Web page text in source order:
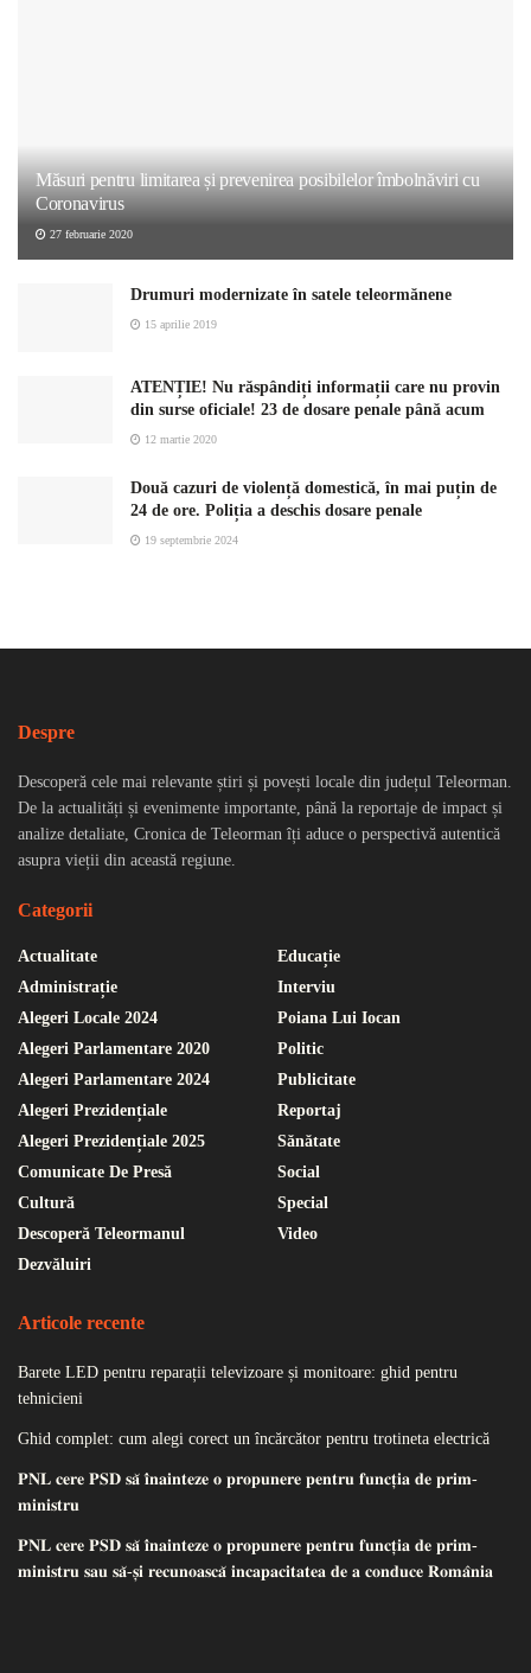
Măsuri pentru limitarea și prevenirea posibilelor îmbolnăviri cu
Coronavirus
27 februarie 2020
Drumuri modernizate în satele teleormănene
15 aprilie 2019
ATENȚIE! Nu răspândiți informații care nu provin
din surse oficiale! 23 de dosare penale până acum
12 martie 2020
Două cazuri de violență domestică, în mai puțin de
24 de ore. Poliția a deschis dosare penale
19 septembrie 2024
Despre
Descoperă cele mai relevante știri și povești locale din județul Teleorman.
De la actualități și evenimente importante, până la reportaje de impact și
analize detaliate, Cronica de Teleorman îți aduce o perspectivă autentică
asupra vieții din această regiune.
Categorii
Actualitate
Administrație
Alegeri Locale 2024
Alegeri Parlamentare 2020
Alegeri Parlamentare 2024
Alegeri Prezidențiale
Alegeri Prezidențiale 2025
Comunicate De Presă
Cultură
Descoperă Teleormanul
Dezvăluiri
Educație
Interviu
Poiana Lui Iocan
Politic
Publicitate
Reportaj
Sănătate
Social
Special
Video
Articole recente
Barete LED pentru reparații televizoare și monitoare: ghid pentru
tehnicieni
Ghid complet: cum alegi corect un încărcător pentru trotineta electrică
𝐏𝐍𝐋 𝐜𝐞𝐫𝐞 𝐏𝐒𝐃 𝐬𝐚̆ 𝐢̂𝐧𝐚𝐢𝐧𝐭𝐞𝐳𝐞 𝐨 𝐩𝐫𝐨𝐩𝐮𝐧𝐞𝐫𝐞 𝐩𝐞𝐧𝐭𝐫𝐮 𝐟𝐮𝐧𝐜𝐭̦𝐢𝐚 𝐝𝐞 𝐩𝐫𝐢𝐦-
𝐦𝐢𝐧𝐢𝐬𝐭𝐫𝐮
𝐏𝐍𝐋 𝐜𝐞𝐫𝐞 𝐏𝐒𝐃 𝐬𝐚̆ 𝐢̂𝐧𝐚𝐢𝐧𝐭𝐞𝐳𝐞 𝐨 𝐩𝐫𝐨𝐩𝐮𝐧𝐞𝐫𝐞 𝐩𝐞𝐧𝐭𝐫𝐮 𝐟𝐮𝐧𝐜𝐭̦𝐢𝐚 𝐝𝐞 𝐩𝐫𝐢𝐦-
𝐦𝐢𝐧𝐢𝐬𝐭𝐫𝐮 𝐬𝐚𝐮 𝐬𝐚̆-𝐬̦𝐢 𝐫𝐞𝐜𝐮𝐧𝐨𝐚𝐬𝐜𝐚̆ 𝐢𝐧𝐜𝐚𝐩𝐚𝐜𝐢𝐭𝐚𝐭𝐞𝐚 𝐝𝐞 𝐚 𝐜𝐨𝐧𝐝𝐮𝐜𝐞 𝐑𝐨𝐦𝐚̂𝐧𝐢𝐚